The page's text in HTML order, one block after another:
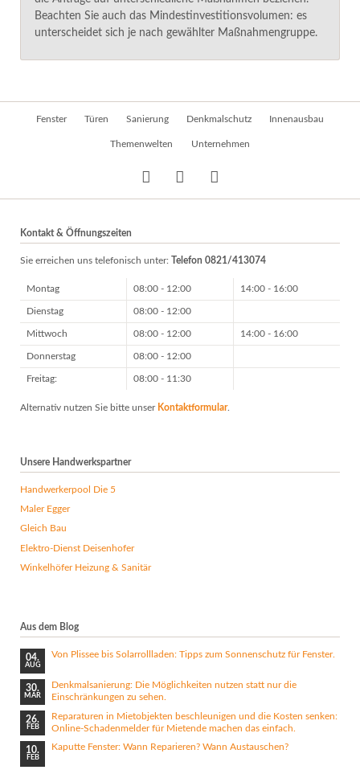
Beachten Sie auch das Mindestinvestitionsvolumen: es
unterscheidet sich je nach gewählter Maßnahmengruppe.
Fenster Türen Sanierung Denkmalschutz Innenausbau
Themenwelten Unternehmen
Kontakt & Öffnungszeiten
Sie erreichen uns telefonisch unter: Telefon 0821/413074
Montag 08:00 - 12:00 14:00 - 16:00
Dienstag 08:00 - 12:00
Mittwoch 08:00 - 12:00 14:00 - 16:00
Donnerstag 08:00 - 12:00
Freitag: 08:00 - 11:30
Alternativ nutzen Sie bitte unser Kontaktformular.
Unsere Handwerkspartner
Handwerkerpool Die 5
Maler Egger
Gleich Bau
Elektro-Dienst Deisenhofer
Winkelhöfer Heizung & Sanitär
Aus dem Blog
04.
AUG
Von Plissee bis Solarrollladen: Tipps zum Sonnenschutz für Fenster.
30.
MÄR
Denkmalsanierung: Die Möglichkeiten nutzen statt nur die
Einschränkungen zu sehen.
26.
FEB
Reparaturen in Mietobjekten beschleunigen und die Kosten senken:
Online-Schadenmelder für Mietende machen das einfach.
10.
FEB
Kaputte Fenster: Wann Reparieren? Wann Austauschen?